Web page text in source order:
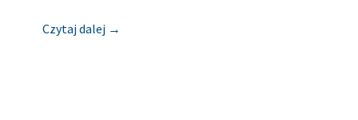
Czytaj dalej [Zapowiedź] MIEJSKA BIBLIOTEKA
→